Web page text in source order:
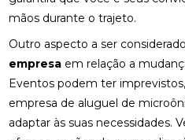
mãos durante o trajeto.
Outro aspecto a ser
empresa em relação a
Eventos podem ter
empresa de aluguel de
adaptar às suas necessidades.